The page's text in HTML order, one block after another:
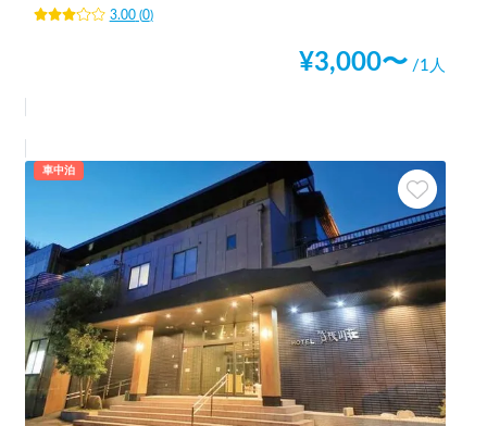
3.00(0)
¥3,000〜 /1人
車中泊